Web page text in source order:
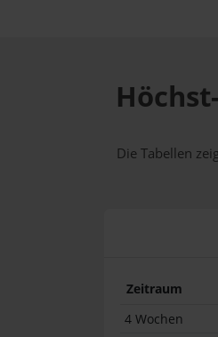
Die Tabellen
Zeitraum
4 Wochen